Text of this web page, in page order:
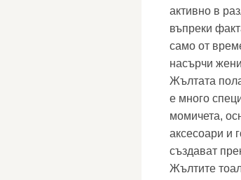
активно в
въпреки
само от
насърчи
Жълтата
е много
момичета,
аксесоари и
създават
Жълтите